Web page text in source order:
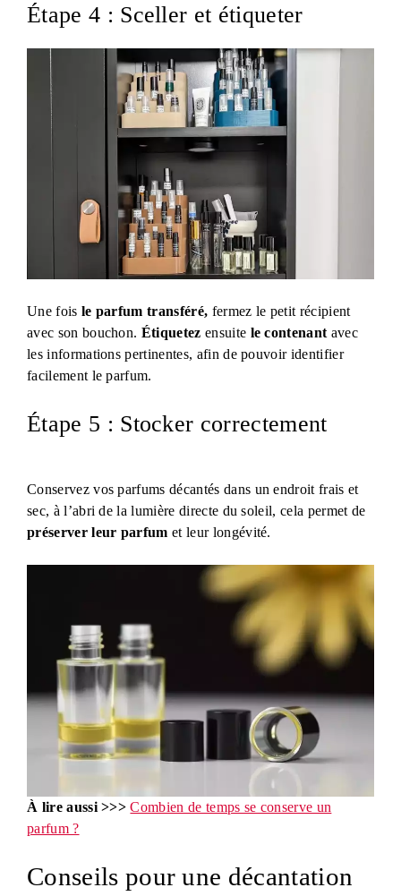
Étape 4 : Sceller et étiqueter
Une fois le parfum transféré, fermez le petit récipient
avec son bouchon. Étiquetez ensuite le contenant avec
les informations pertinentes, afin de pouvoir identifier
facilement le parfum.
Étape 5 : Stocker correctement
Conservez vos parfums décantés dans un endroit frais et
sec, à l’abri de la lumière directe du soleil, cela permet de
préserver leur parfumet leur longévité.
À lire aussi >>> Combien de temps se conserve un
parfum ?
Conseils pour une décantation